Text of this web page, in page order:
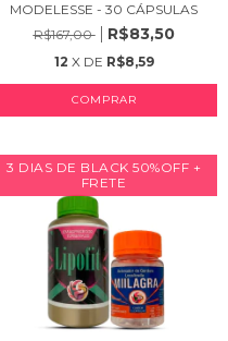
MODELESSE - 30 CÁPSULAS
R$167,00
R$83,50
12 X DE R$8,59
COMPRAR
3 DIAS DE BLACK 50%OFF +
FRETE